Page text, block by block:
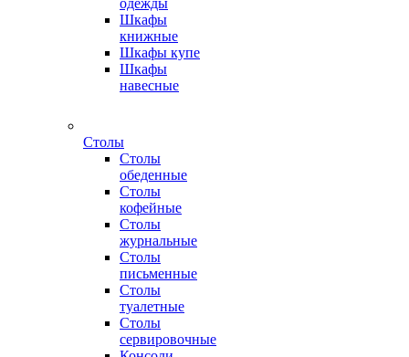
одежды
Шкафы
книжные
Шкафы купе
Шкафы
навесные
Столы
Столы
обеденные
Столы
кофейные
Столы
журнальные
Столы
письменные
Столы
туалетные
Столы
сервировочные